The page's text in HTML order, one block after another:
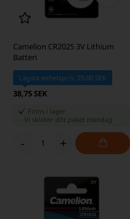
Camelion CR2025 3V Lithium
Batteri
Lägsta enhetspris: 25,00 SEK
38,75 SEK
Finns i lager
-Vi skicker ditt paket mandag
- +